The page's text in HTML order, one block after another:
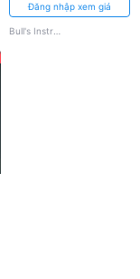
Đăng nhập xem giá
Bull's Instrumed